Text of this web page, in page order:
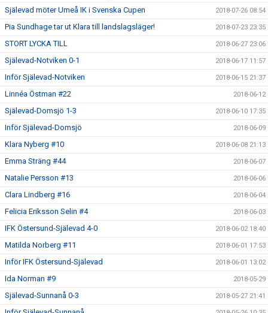
Själevad möter Umeå IK i Svenska Cupen 2018-07-26 08:54
Pia Sundhage tar ut Klara till landslagsläger! 2018-07-23 23:35
STORT LYCKA TILL 2018-06-27 23:06
Själevad-Notviken 0-1 2018-06-17 11:57
Inför Själevad-Notviken 2018-06-15 21:37
Linnéa Östman #22 2018-06-12
Själevad-Domsjö 1-3 2018-06-10 17:35
Inför Själevad-Domsjö 2018-06-09
Klara Nyberg #10 2018-06-08 21:13
Emma Sträng #44 2018-06-07
Natalie Persson #13 2018-06-06
Clara Lindberg #16 2018-06-04
Felicia Eriksson Selin #4 2018-06-03
IFK Östersund-Själevad 4-0 2018-06-02 18:40
Matilda Norberg #11 2018-06-01 17:53
Inför IFK Östersund-Själevad 2018-06-01 13:02
Ida Norman #9 2018-05-29
Själevad-Sunnanå 0-3 2018-05-27 21:41